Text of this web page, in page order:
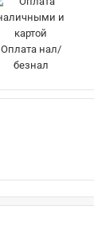
Оплата нал/
безнал